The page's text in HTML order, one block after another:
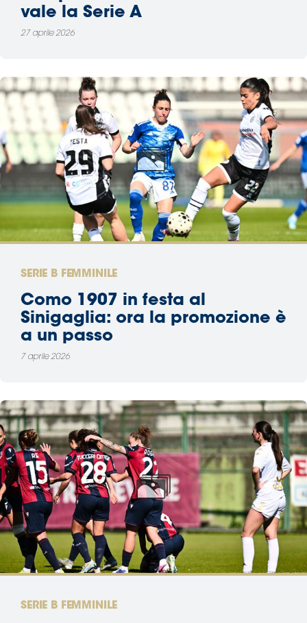
vale la Serie A
27 aprile 2026
SERIE B FEMMINILE
Como 1907 in festa al
Sinigaglia: ora la promozione è
a un passo
7 aprile 2026
SERIE B FEMMINILE